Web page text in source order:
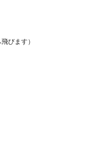
びます）